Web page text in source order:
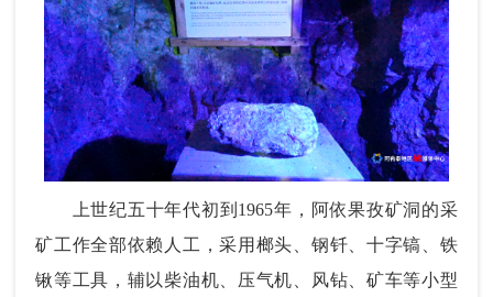
上世纪五十年代初到1965年，阿依果孜矿洞的采
矿工作全部依赖人工，采用榔头、钢钎、十字镐、铁
锹等工具，辅以柴油机、压气机、风钻、矿车等小型